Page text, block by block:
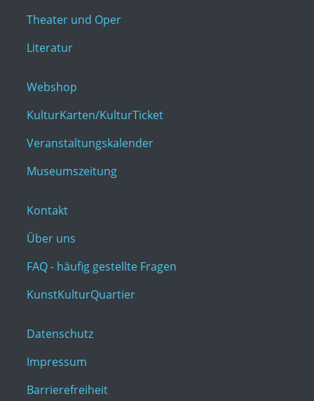
Theater und Oper
Literatur
Webshop
KulturKarten/KulturTicket
Veranstaltungskalender
Museumszeitung
Kontakt
Über uns
FAQ - häufig gestellte Fragen
KunstKulturQuartier
Datenschutz
Impressum
Barrierefreiheit